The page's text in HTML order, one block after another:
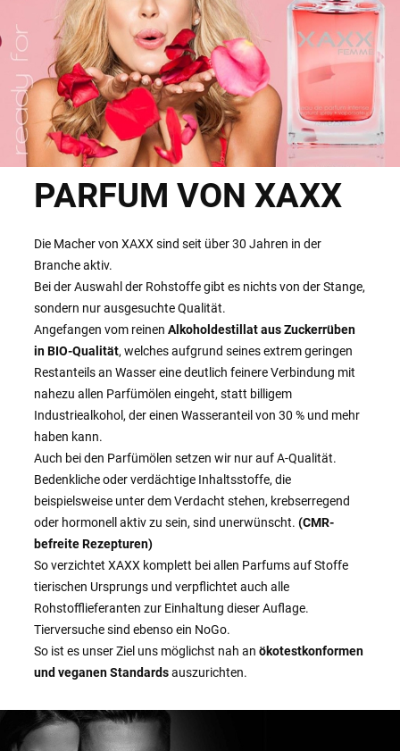
PARFUM VON XAXX
Die Macher von XAXX sind seit über 30 Jahren in der
Branche aktiv.
Bei der Auswahl der Rohstoffe gibt es nichts von der Stange,
sondern nur ausgesuchte Qualität.
Angefangen vom reinenAlkoholdestillat aus Zuckerrüben
in BIO-Qualität, welches aufgrund seines extrem geringen
Restanteils an Wasser eine deutlich feinere Verbindung mit
nahezu allen Parfümölen eingeht, statt billigem
Industriealkohol, der einen Wasseranteil von 30 % und mehr
haben kann.
Auch bei den Parfümölen setzen wir nur auf A-Qualität.
Bedenkliche oder verdächtige Inhaltsstoffe, die
beispielsweise unter dem Verdacht stehen, krebserregend
oder hormonell aktiv zu sein, sind unerwünscht.(CMR-
befreite Rezepturen)
So verzichtet XAXX komplett bei allen Parfums auf Stoffe
tierischen Ursprungs und verpflichtet auch alle
Rohstofflieferanten zur Einhaltung dieser Auflage.
Tierversuche sind ebenso ein NoGo.
So ist es unser Ziel uns möglichst nah anökotestkonformen
und veganen Standardsauszurichten.